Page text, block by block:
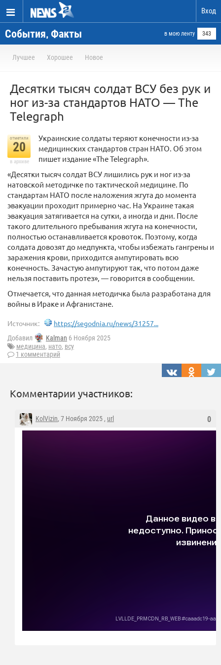
Вход
События, Факты в мою ленту 343
Лучшее Хорошее Новое
Десятки тысяч солдат ВСУ без рук и
ног из-за стандартов НАТО — The
Telegraph
отметили
20
в архиве
Украинские солдаты теряют конечности из-за
медицинских стандартов стран НАТО. Об этом
пишет издание «The Telegraph».
«Десятки тысяч солдат ВСУ лишились рук и ног из-за
натовской методичке по тактической медицине. По
стандартам НАТО после наложения жгута до момента
эвакуации проходит примерно час. На Украине такая
эвакуация затягивается на сутки, а иногда и дни. После
такого длительного пребывания жгута на конечности,
полностью останавливается кровоток. Поэтому, когда
солдата довозят до медпункта, чтобы избежать гангрены и
заражения крови, приходится ампутировать всю
конечность. Зачастую ампутируют так, что потом даже
нельзя поставить протез», — говорится в сообщении.
Отмечается, что данная методичка была разработана для
войны в Ираке и Афганистане.
Источник: https://segodnia.ru/news/31257...
Добавил Kalman 6 Ноября 2025
медицина, нато, всу
1 комментарий
Комментарии участников:
0
KolVizin, 7 Ноября 2025 , url